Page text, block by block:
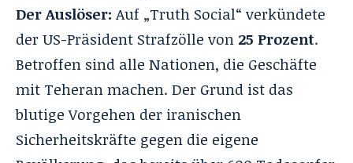
Der Auslöser: Auf „Truth Social“ verkündete
der US-Präsident Strafzölle von 25 Prozent.
Betroffen sind alle Nationen, die Geschäfte
mit Teheran machen. Der Grund ist das
blutige Vorgehen der iranischen
Sicherheitskräfte gegen die eigene